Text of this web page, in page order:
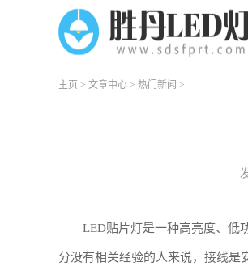
主页 > 文章中心 > 热门新闻 >
LED贴片灯是一种高亮度、低
分没有相关经验的人来说，接线是